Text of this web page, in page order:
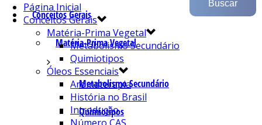
Conceitos Gerais
Matéria-Prima Vegetal
Metabolismo Secundário
Quimiotipos
Página Inicial
Conceitos Gerais
Matéria-Prima Vegetal
Metabolismo Secundário
Quimiotipos
Óleos Essenciais
Aromaterapia
História no Brasil
Introdução